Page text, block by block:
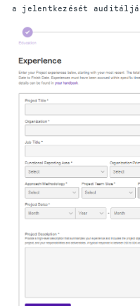
a jelentkezését